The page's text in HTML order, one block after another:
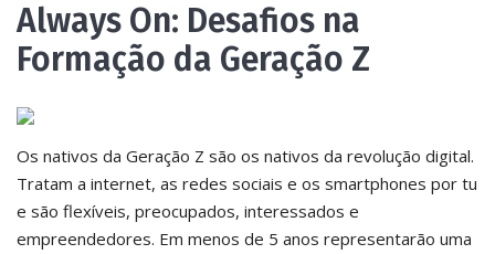
Always On: Desafios na
Formação da Geração Z
Os nativos da Geração Z são os nativos da revolução digital.
Tratam a internet, as redes sociais e os smartphones por tu
e são flexíveis, preocupados, interessados e
empreendedores. Em menos de 5 anos representarão uma